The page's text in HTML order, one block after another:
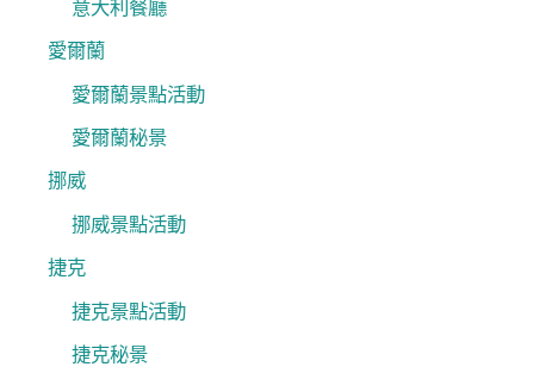
意大利餐廳
愛爾蘭
愛爾蘭景點活動
愛爾蘭秘景
挪威
挪威景點活動
捷克
捷克景點活動
捷克秘景